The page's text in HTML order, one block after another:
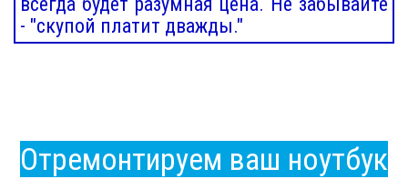
- "скупой платит дважды."
Отремонтируем ваш ноутбук